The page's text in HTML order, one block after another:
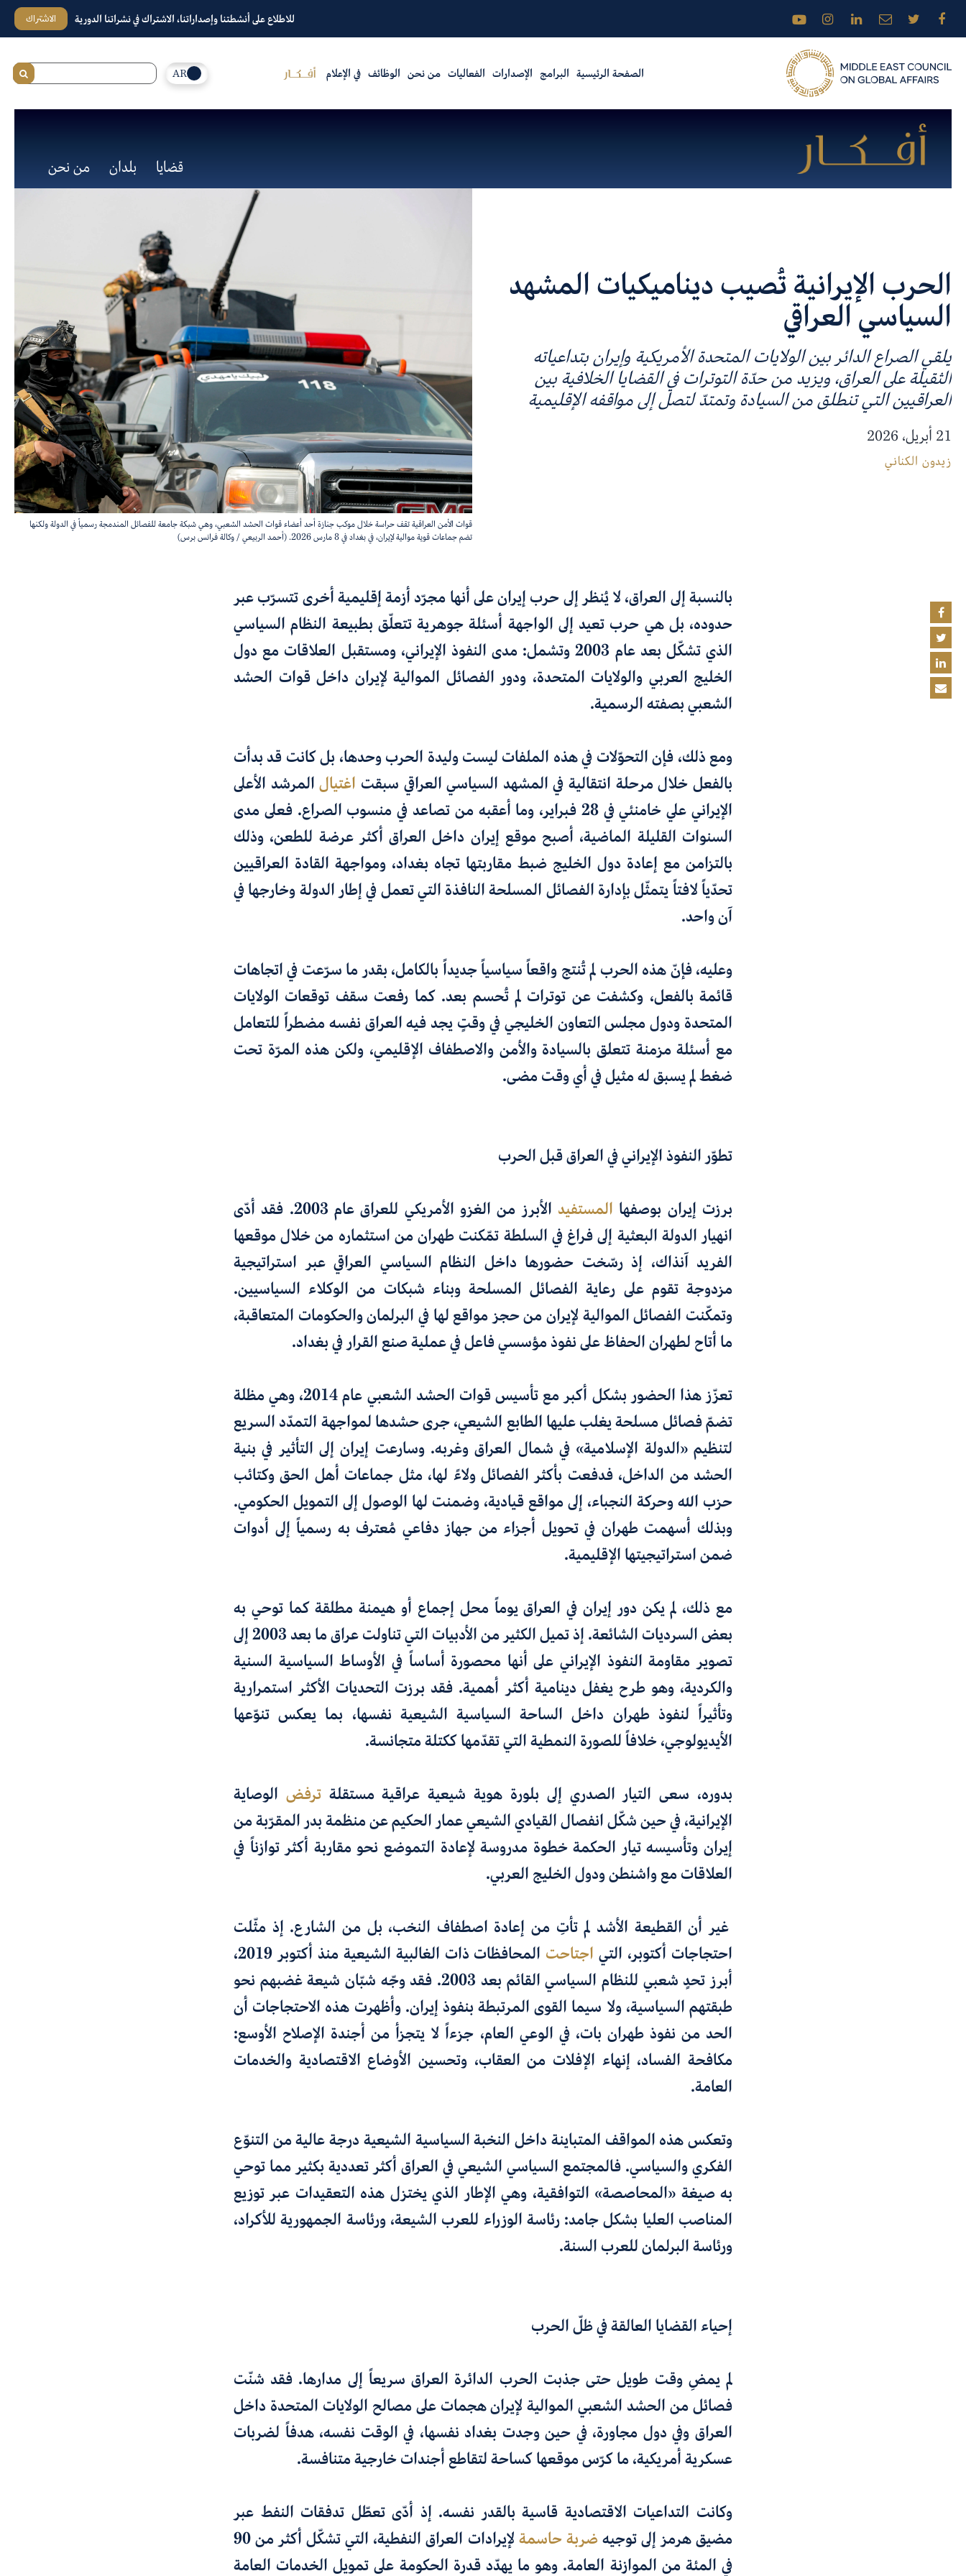
للاطلاع على أنشطتنا وإصداراتنا، الاشتراك في نشراتنا الدورية الاشتراك
الصفحة الرئيسية البرامج الإصدارات الفعاليات من نحن الوظائف في الإعلام AR
قضايا بلدان من نحن
الحرب الإيرانية تُصيب ديناميكيات المشهد
السياسي العراقي
يلقي الصراع الدائر بين الولايات المتحدة الأمريكية وإيران بتداعياته
الثقيلة على العراق، ويزيد من حدّة التوترات في القضايا الخلافية بين
العراقيين التي تنطلق من السيادة وتمتدّ لتصل إلى مواقفه الإقليمية
21 أبريل، 2026
زيدون الكناني
قوات الأمن العراقية تقف حراسة خلال موكب جنازة أحد أعضاء قوات الحشد الشعبي، وهي شبكة جامعة للفصائل المندمجة رسمياً في الدولة ولكنها
تضم ​​جماعات قوية موالية لإيران، في بغداد في 8 مارس 2026. (أحمد الربيعي / وكالة فرانس برس)
بالنسبة إلى العراق، لا يُنظر إلى حرب إيران على أنها مجرّد أزمة إقليمية أخرى تتسرّب عبر
حدوده، بل هي حرب تعيد إلى الواجهة أسئلة جوهرية تتعلّق بطبيعة النظام السياسي
الذي تشكّل بعد عام 2003 وتشمل: مدى النفوذ الإيراني، ومستقبل العلاقات مع دول
الخليج العربي والولايات المتحدة، ودور الفصائل الموالية لإيران داخل قوات الحشد
الشعبي بصفته الرسمية.
ومع ذلك، فإن التحوّلات في هذه الملفات ليست وليدة الحرب وحدها، بل كانت قد بدأت
بالفعل خلال مرحلة انتقالية في المشهد السياسي العراقي سبقت اغتيالالمرشد الأعلى
الإيراني علي خامنئي في 28 فبراير، وما أعقبه من تصاعد في منسوب الصراع. فعلى مدى
السنوات القليلة الماضية، أصبح موقع إيران داخل العراق أكثر عرضة للطعن، وذلك
بالتزامن مع إعادة دول الخليج ضبط مقاربتها تجاه بغداد، ومواجهة القادة العراقيين
تحدّياً لافتاً يتمثّل بإدارة الفصائل المسلحة النافذة التي تعمل في إطار الدولة وخارجها في
آن واحد.
وعليه، فإنّ هذه الحرب لم تُنتج واقعاً سياسياً جديداً بالكامل، بقدر ما سرّعت في اتجاهات
قائمة بالفعل، وكشفت عن توترات لم تُحسم بعد. كما رفعت سقف توقعات الولايات
المتحدة ودول مجلس التعاون الخليجي في وقتٍ يجد فيه العراق نفسه مضطراً للتعامل
مع أسئلة مزمنة تتعلق بالسيادة والأمن والاصطفاف الإقليمي، ولكن هذه المرّة تحت
ضغط لم يسبق له مثيل في أي وقت مضى.
تطوّر النفوذ الإيراني في العراق قبل الحرب
برزت إيران بوصفها المستفيد
الأبرز من الغزو الأمريكي للعراق عام 2003. فقد أدّى
انهيار الدولة البعثية إلى فراغ في السلطة تمّكنت طهران من استثماره من خلال موقعها
الفريد آنذاك، إذ رسّخت حضورها داخل النظام السياسي العراقي عبر استراتيجية
مزدوجة تقوم على رعاية الفصائل المسلحة وبناء شبكات من الوكلاء السياسيين.
وتمكّنت الفصائل الموالية لإيران من حجز مواقع لها في البرلمان والحكومات المتعاقبة،
ما أتاح لطهران الحفاظ على نفوذ مؤسسي فاعل في عملية صنع القرار في بغداد.
تعزّز هذا الحضور بشكل أكبر مع تأسيس قوات الحشد الشعبي عام 2014، وهي مظلة
تضمّ فصائل مسلحة يغلب عليها الطابع الشيعي، جرى حشدها لمواجهة التمدّد السريع
لتنظيم «الدولة الإسلامية» في شمال العراق وغربه. وسارعت إيران إلى التأثير في بنية
الحشد من الداخل، فدفعت بأكثر الفصائل ولاءً لها، مثل جماعات أهل الحق وكتائب
حزب الله وحركة النجباء، إلى مواقع قيادية، وضمنت لها الوصول إلى التمويل الحكومي.
وبذلك أسهمت طهران في تحويل أجزاء من جهاز دفاعي مُعترف به رسمياً إلى أدوات
ضمن استراتيجيتها الإقليمية.
مع ذلك، لم يكن دور إيران في العراق يوماً محل إجماع أو هيمنة مطلقة كما توحي به
بعض السرديات الشائعة. إذ تميل الكثير من الأدبيات التي تناولت عراق ما بعد 2003 إلى
تصوير مقاومة النفوذ الإيراني على أنها محصورة أساساً في الأوساط السياسية السنية
والكردية، وهو طرح يغفل دينامية أكثر أهمية. فقد برزت التحديات الأكثر استمرارية
وتأثيراً لنفوذ طهران داخل الساحة السياسية الشيعية نفسها، بما يعكس تنوّعها
الأيديولوجي، خلافاً للصورة النمطية التي تقدّمها ككتلة متجانسة.
بدوره، سعى التيار الصدري إلى بلورة هوية شيعية عراقية مستقلةترفض الوصاية
الإيرانية، في حين شكّل انفصال القيادي الشيعي عمار الحكيم عن منظمة بدر المقرّبة من
إيران وتأسيسه تيار الحكمة خطوة مدروسة لإعادة التموضع نحو مقاربة أكثر توازناً في
العلاقات مع واشنطن ودول الخليج العربي.
غير أن القطيعة الأشد لم تأتِ من إعادة اصطفاف النخب، بل من الشارع. إذ مثّلت
احتجاجات أكتوبر، التي اجتاحت
المحافظات ذات الغالبية الشيعية منذ أكتوبر 2019،
أبرز تحدٍ شعبي للنظام السياسي القائم بعد 2003. فقد وجّه شبّان شيعة غضبهم نحو
طبقتهم السياسية، ولا سيما القوى المرتبطة بنفوذ إيران. وأظهرت هذه الاحتجاجات أن
الحد من نفوذ طهران بات، في الوعي العام، جزءاً لا يتجزأ من أجندة الإصلاح الأوسع:
مكافحة الفساد، إنهاء الإفلات من العقاب، وتحسين الأوضاع الاقتصادية والخدمات
العامة.
وتعكس هذه المواقف المتباينة داخل النخبة السياسية الشيعية درجة عالية من التنوّع
الفكري والسياسي. فالمجتمع السياسي الشيعي في العراق أكثر تعددية بكثير مما توحي
به صيغة «المحاصصة» التوافقية، وهي الإطار الذي يختزل هذه التعقيدات عبر توزيع
المناصب العليا بشكل جامد: رئاسة الوزراء للعرب الشيعة، ورئاسة الجمهورية للأكراد،
ورئاسة البرلمان للعرب السنة.
إحياء القضايا العالقة في ظلّ الحرب
لم يمضِ وقت طويل حتى جذبت الحرب الدائرة العراق سريعاً إلى مدارها. فقد شنّت
فصائل من الحشد الشعبي الموالية لإيران هجمات على مصالح الولايات المتحدة داخل
العراق وفي دول مجاورة، في حين وجدت بغداد نفسها، في الوقت نفسه، هدفاً لضربات
عسكرية أمريكية، ما كرّس موقعها كساحة لتقاطع أجندات خارجية متنافسة.
وكانت التداعيات الاقتصادية قاسية بالقدر نفسه. إذ أدّى تعطّل تدفقات النفط عبر
مضيق هرمز إلى توجيه ضربة حاسمة
لإيرادات العراق النفطية، التي تشكّل أكثر من 90
في المئة من الموازنة العامة. وهو ما يهدّد قدرة الحكومة على تمويل الخدمات العامة